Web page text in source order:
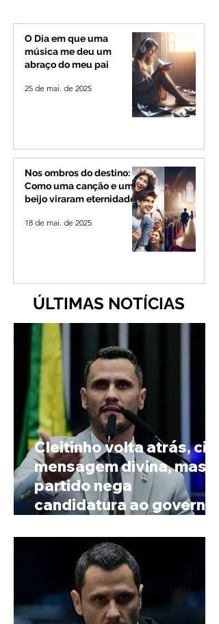
O Dia em que uma
música me deu um
abraço do meu pai
25 de mai. de 2025
Nos ombros do destino:
Como uma canção e um
beijo viraram eternidade
18 de mai. de 2025
ÚLTIMAS NOTÍCIAS
Cleitinho volta atrás, cita
mensagem divina, mas
partido nega
candidatura ao governo